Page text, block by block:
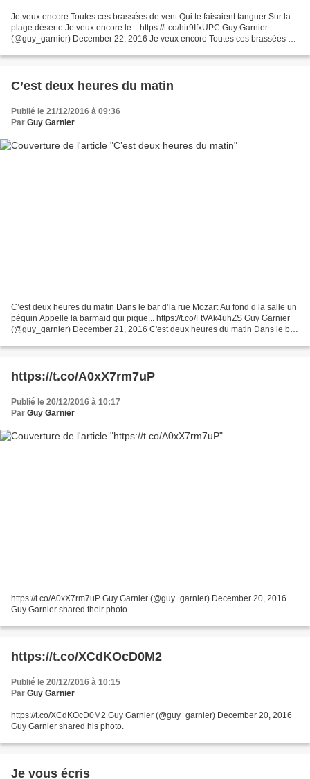
Je veux encore Toutes ces brassées de vent Qui te faisaient tanguer Sur la
plage déserte Je veux encore le... https://t.co/hir9IfxUPC Guy Garnier
(@guy_garnier) December 22, 2016 Je veux encore Toutes ces brassées de
C’est deux heures du matin
Publié le 21/12/2016 à 09:36
Par Guy Garnier
C’est deux heures du matin Dans le bar d’la rue Mozart Au fond d’la salle un
péquin Appelle la barmaid qui pique... https://t.co/FtVAk4uhZS Guy Garnier
(@guy_garnier) December 21, 2016 C'est deux heures du matin Dans le bar
https://t.co/A0xX7rm7uP
Publié le 20/12/2016 à 10:17
Par Guy Garnier
https://t.co/A0xX7rm7uP Guy Garnier (@guy_garnier) December 20, 2016
Guy Garnier shared their photo.
https://t.co/XCdKOcD0M2
Publié le 20/12/2016 à 10:15
Par Guy Garnier
https://t.co/XCdKOcD0M2 Guy Garnier (@guy_garnier) December 20, 2016
Guy Garnier shared his photo.
Je vous écris